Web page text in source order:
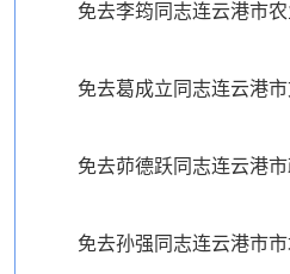
免去李筠同志连云港市
免去葛成立同志连云港
免去茆德跃同志连云港
免去孙强同志连云港市